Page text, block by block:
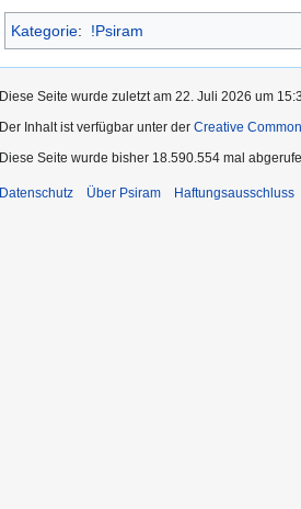
Kategorie: !Psiram
Diese Seite wurde zuletzt am 22. Juli 2026 um
Der Inhalt ist verfügbar unter der Creative
Diese Seite wurde bisher 18.590.554 mal
Datenschutz Über Psiram Haftungsausschluss